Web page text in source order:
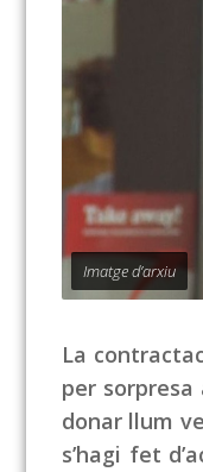
Imatge d’arxiu
La
per
donar llum
s’hagi fet